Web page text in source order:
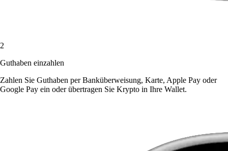
2
Guthaben einzahlen
Zahlen Sie Guthaben per Banküberweisung, Karte, Apple Pay oder
Google Pay ein oder übertragen Sie Krypto in Ihre Wallet.